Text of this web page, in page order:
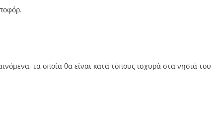
τα οποία θα είναι κατά τόπους ισχυρά στα νησιά του